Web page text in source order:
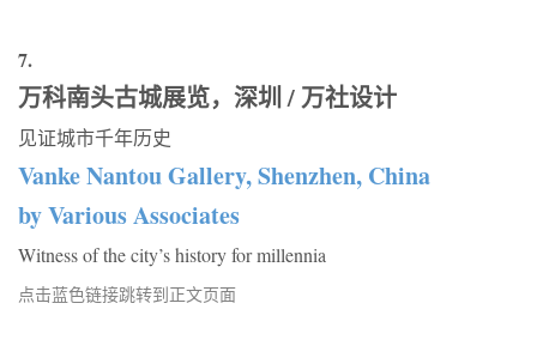
7.
万科南头古城展览，深圳 / 万社设计
见证城市千年历史
Vanke Nantou Gallery, Shenzhen, China
by Various Associates
Witness of the city’s history for millennia
点击蓝色链接跳转到正文页面